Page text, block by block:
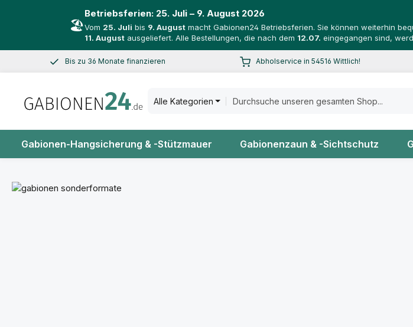
🏖️
Betriebsferien: 25. Juli – 9. August 2026
Vom 25. Juli bis 9. August macht Gabionen24 Betriebsferien. Sie können weiterhin
11. August ausgeliefert. Alle Bestellungen, die nach dem 12.07. eingegangen sind,
Hauptinhalt springen
Zur Suche springen
Zur Hauptnavigation springen
Bis zu 36 Monate finanzieren
Abholservice in 54516 Wittlich!
Alle Kategorien
Gabionen-Hangsicherung & -Stützmauer Gabionenzaun & -Sichtschutz
Bildergalerie überspringen